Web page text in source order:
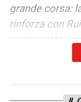
grande corsa:
rinforza con
passaporto
dell’Udinese.
definitivo dagli